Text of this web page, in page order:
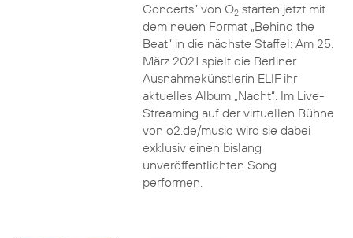
Concerts” von O2starten jetzt mit
dem neuen Format „Behind the
Beat“ in die nächste Staffel: Am 25.
März 2021 spielt die Berliner
Ausnahmekünstlerin ELIF ihr
aktuelles Album „Nacht“. Im Live-
Streaming auf der virtuellen Bühne
von o2.de/music wird sie dabei
exklusiv einen bislang
unveröffentlichten Song
performen.